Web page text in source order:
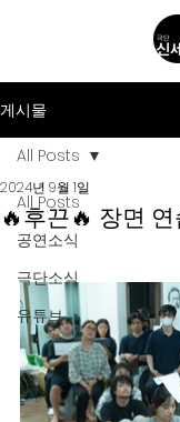
게시물
All Posts
공연소식
극단소식
유튜브
All Posts
🔥후끈🔥 장면
2024년 9월 1일